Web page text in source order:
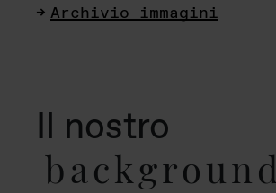
Archivio immagini
Il nostro
background